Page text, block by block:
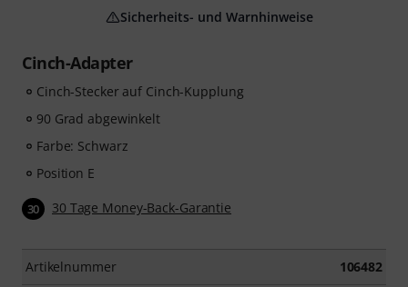
Cinch-Adapter
Cinch-Stecker auf Cinch-Kupplung
90 Grad abgewinkelt
Farbe: Schwarz
Position E
30 30 Tage Money-Back-Garantie
Artikelnummer 106482
Sicherheits- und Warnhinweise